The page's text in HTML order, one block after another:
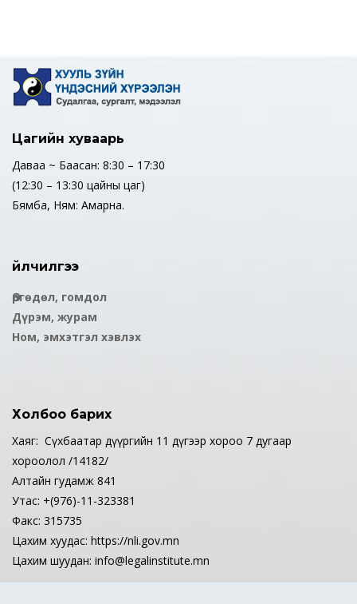
Цагийн хуваарь
Даваа ~ Баасан: 8:30 – 17:30
(12:30 – 13:30 цайны цаг)
Бямба, Ням: Амарна.
Үйлчилгээ
Өргөдөл, гомдол
Дүрэм, журам
Ном, эмхэтгэл хэвлэх
Холбоо барих
Хаяг: Сүхбаатар дүүргийн 11 дүгээр хороо 7 дугаар
хороолол /14182/
Алтайн гудамж 841
Утас: +(976)-11-323381
Факс: 315735
Цахим хуудас: https://nli.gov.mn
Цахим шуудан: info@legalinstitute.mn